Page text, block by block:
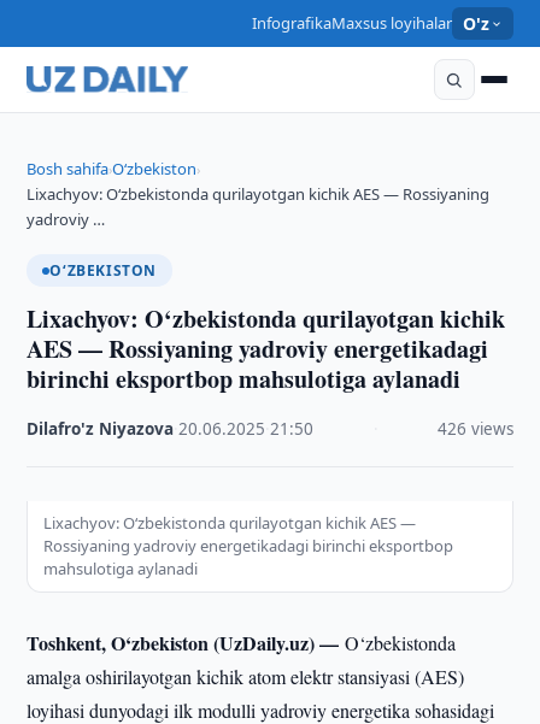
InfografikaMaxsus loyihalar O'z
Bosh sahifa›O‘zbekiston›
Lixachyov: O‘zbekistonda qurilayotgan kichik AES — Rossiyaning
yadroviy …
O‘ZBEKISTON
Lixachyov: O‘zbekistonda qurilayotgan kichik
AES — Rossiyaning yadroviy energetikadagi
birinchi eksportbop mahsulotiga aylanadi
Dilafro'z Niyazova ·20.06.2025 ·21:50 426 views
Lixachyov: O‘zbekistonda qurilayotgan kichik AES —
Rossiyaning yadroviy energetikadagi birinchi eksportbop
mahsulotiga aylanadi
Toshkent, O‘zbekiston (UzDaily.uz) —O‘zbekistonda
amalga oshirilayotgan kichik atom elektr stansiyasi (AES)
loyihasi dunyodagi ilk modulli yadroviy energetika sohasidagi